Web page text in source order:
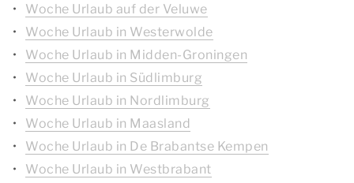
Woche Urlaub auf der Veluwe
Woche Urlaub in Westerwolde
Woche Urlaub in Midden-Groningen
Woche Urlaub in Südlimburg
Woche Urlaub in Nordlimburg
Woche Urlaub in Maasland
Woche Urlaub in De Brabantse Kempen
Woche Urlaub in Westbrabant